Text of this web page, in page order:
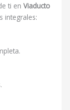
ti en Viaducto
integrales: